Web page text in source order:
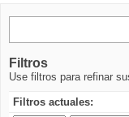
Filtros
Use filtros para refinar
Filtros actuales: